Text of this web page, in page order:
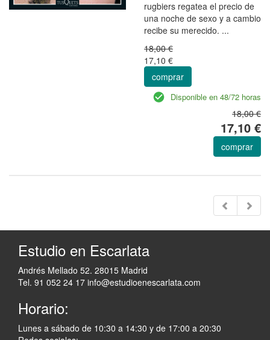
rugbiers regatea el precio de
una noche de sexo y a cambio
recibe su merecido. ...
18,00 €
17,10 €
comprar
Disponible en 48/72 horas
18,00 €
17,10 €
comprar
Estudio en Escarlata
Andrés Mellado 52. 28015 Madrid
Tel. 91 052 24 17 info@estudioenescarlata.com
Horario:
Lunes a sábado de 10:30 a 14:30 y de 17:00 a 20:30